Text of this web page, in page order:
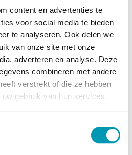
content en advertenties te
voor social media te bieden
te analyseren. Ook delen we
van onze site met onze
adverteren en analyse. Deze
combineren met andere
verstrekt of die ze hebben
gebruik van hun services.
Overmatig gebruik kan
buiten direct zonlicht.
voeding en een gezonde
.